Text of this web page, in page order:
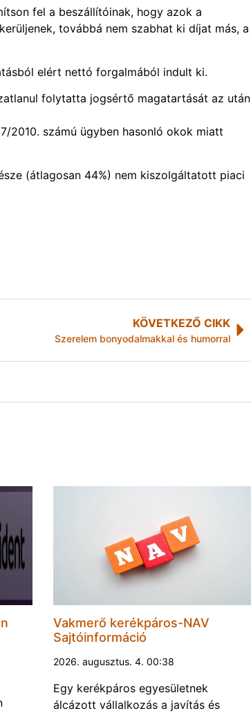
fel a beszállítóinak, hogy azok a
továbbá nem szabhat ki díjat más, a
elért nettó forgalmából indult ki.
folytatta jogsértő magatartását az után
2010. számú ügyben hasonló okok miatt
(átlagosan 44%) nem kiszolgáltatott piaci
KÖVETKEZŐ CIKK
Szerelem bonyodalmakkal és humorral
Vakmerő kerékpáros-NAV
Sajtóinformáció
2026. augusztus. 4. 00:38
Egy kerékpáros egyesületnek
álcázott vállalkozás a javítás és